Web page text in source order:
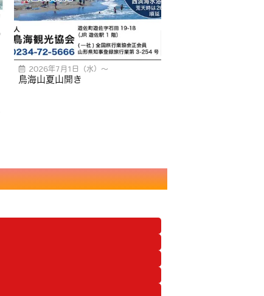
2026年7月1日（水）〜
鳥海山夏山開き